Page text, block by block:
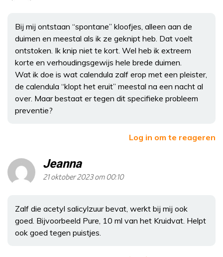
Bij mij ontstaan “spontane” kloofjes, alleen aan de
duimen en meestal als ik ze geknipt heb. Dat voelt
ontstoken. Ik knip niet te kort. Wel heb ik extreem
korte en verhoudingsgewijs hele brede duimen.
Wat ik doe is wat calendula zalf erop met een pleister,
de calendula “klopt het eruit” meestal na een nacht al
over. Maar bestaat er tegen dit specifieke probleem
preventie?
Log in om te reageren
Jeanna
21 oktober 2023 om 00:10
Zalf die acetyl salicylzuur bevat, werkt bij mij ook
goed. Bijvoorbeeld Pure, 10 ml van het Kruidvat. Helpt
ook goed tegen puistjes.